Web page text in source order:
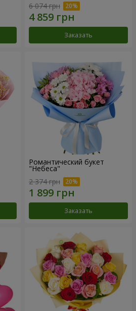
6 074 грн
Заказать
Романтический букет
"Небеса"
2 374 грн
Заказать